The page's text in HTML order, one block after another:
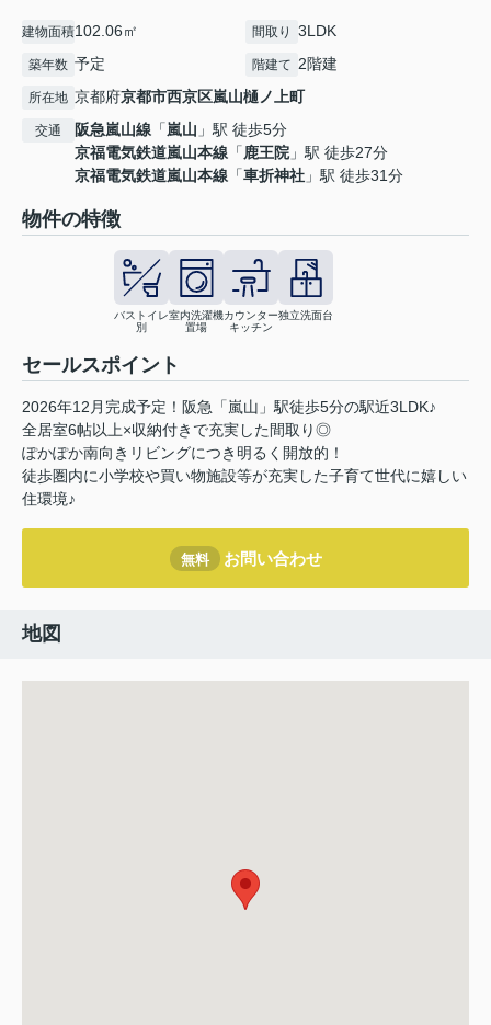
建物面積102.06㎡ 間取り 3LDK
築年数 予定 階建て 2階建
所在地 京都府京都市西京区嵐山樋ノ上町
交通 阪急嵐山線 「嵐山 」駅 徒歩5分
京福電気鉄道嵐山本線 「鹿王院 」駅 徒歩27分
京福電気鉄道嵐山本線 「車折神社 」駅 徒歩31分
物件の特徴
バストイレ
別
室内洗濯機
置場
カウンター
キッチン
独立洗面台
セールスポイント
2026年12月完成予定！阪急「嵐山」駅徒歩5分の駅近3LDK♪
全居室6帖以上×収納付きで充実した間取り◎
ぽかぽか南向きリビングにつき明るく開放的！
徒歩圏内に小学校や買い物施設等が充実した子育て世代に嬉しい
住環境♪
無料 お問い合わせ
地図